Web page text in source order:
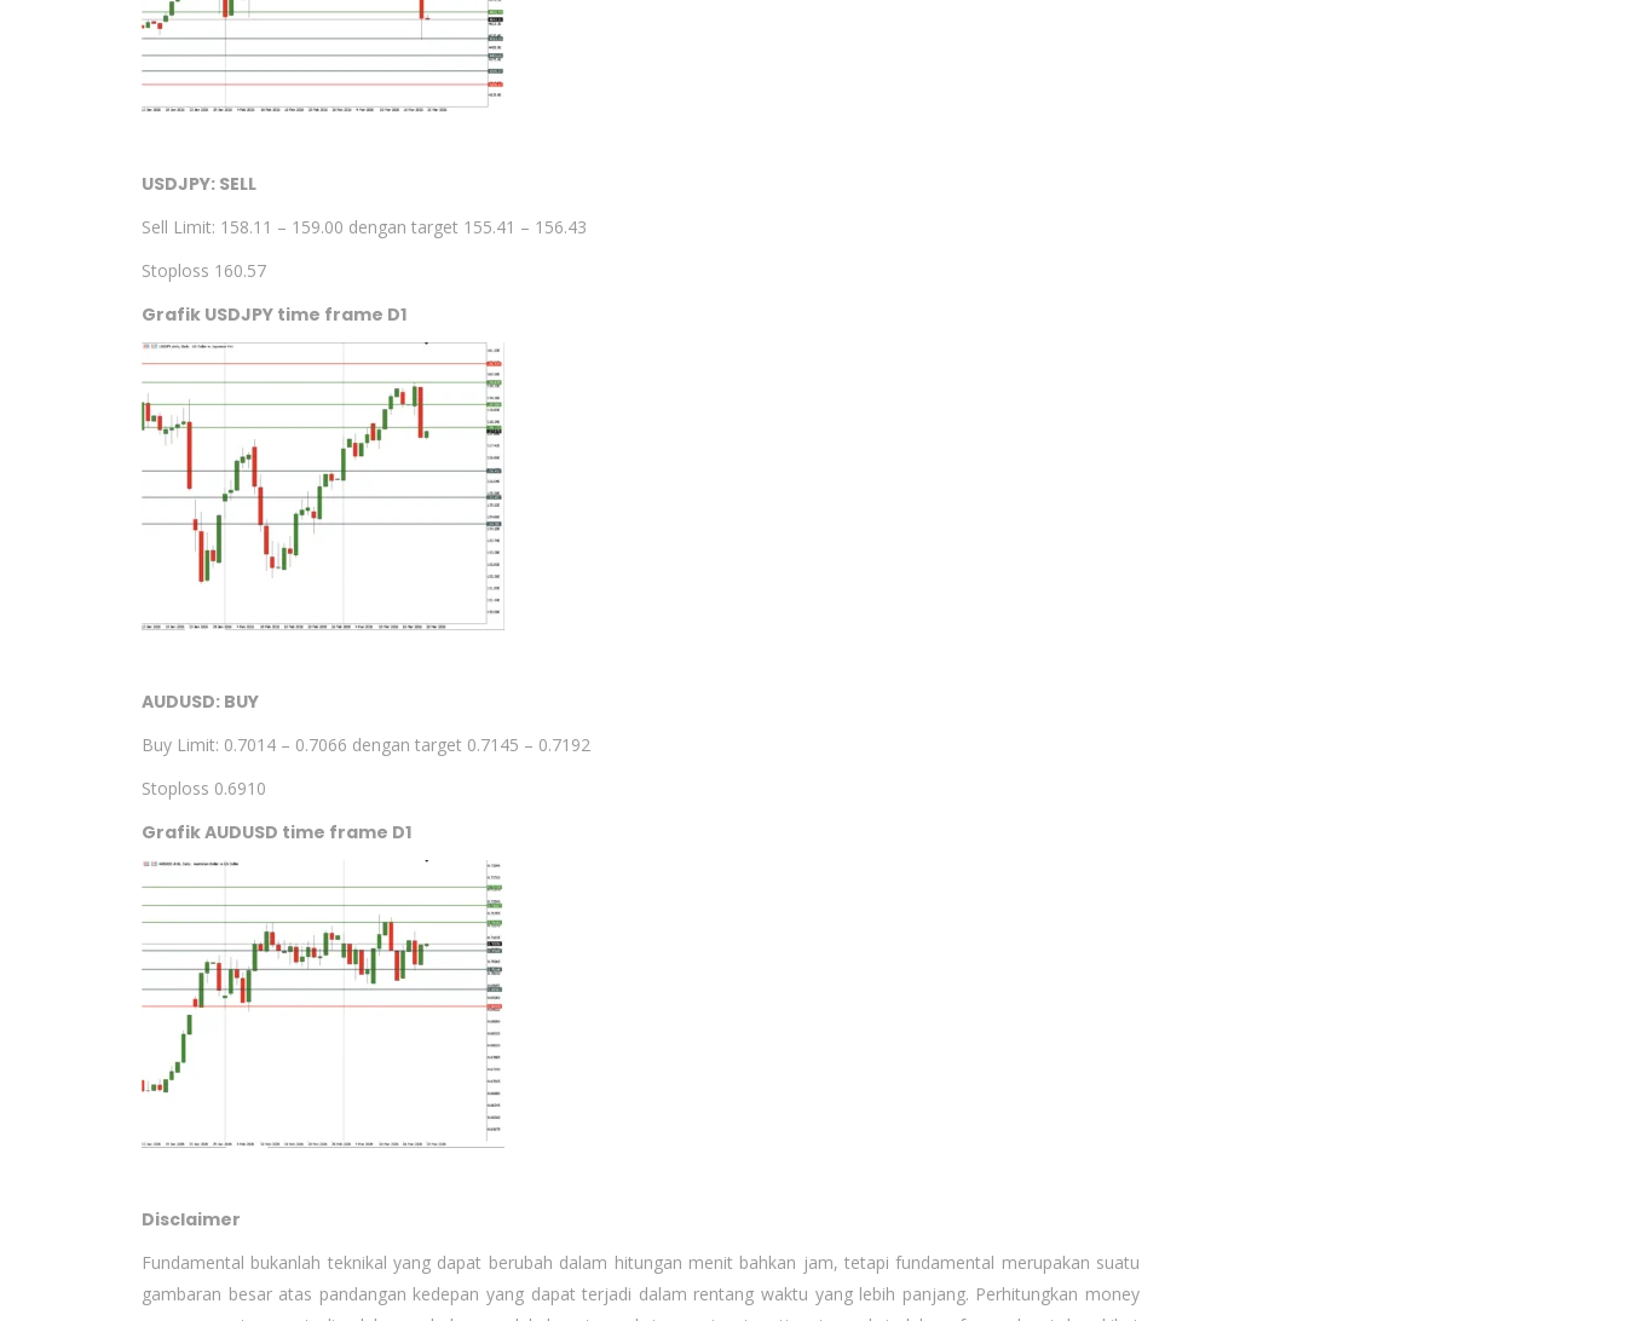
USDJPY: SELL
Sell Limit: 158.11 – 159.00 dengan target 155.41 – 156.43
Stoploss 160.57
Grafik USDJPY time frame D1
AUDUSD: BUY
Buy Limit: 0.7014 – 0.7066 dengan target 0.7145 – 0.7192
Stoploss 0.6910
Grafik AUDUSD time frame D1
Disclaimer
Fundamental bukanlah teknikal yang dapat berubah dalam hitungan menit bahkan jam, tetapi fundamental merupakan suatu
gambaran besar atas pandangan kedepan yang dapat terjadi dalam rentang waktu yang lebih panjang. Perhitungkan money